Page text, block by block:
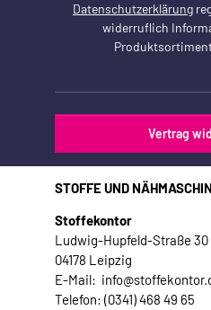
Datenschutzerklärung
widerruflich
Vertrag
STOFFE UND
Stoffekontor
Ludwig-Hupfeld-Straße 30
04178 Leipzig
E-Mail:
Telefon: (0341) 468 49 65